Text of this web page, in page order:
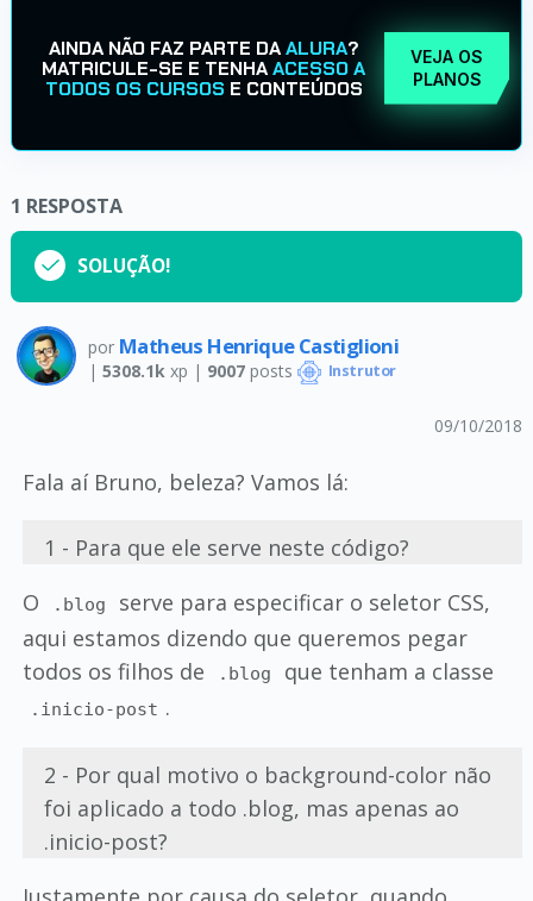
AINDA NÃO FAZ PARTE DAALURA?
MATRICULE-SE E TENHAACESSO A
TODOS OS CURSOS E CONTEÚDOS
VEJA OS
PLANOS
1 RESPOSTA
SOLUÇÃO!
por Matheus Henrique Castiglioni
| 5308.1k xp | 9007posts Instrutor
09/10/2018
Fala aí Bruno, beleza? Vamos lá:
1 - Para que ele serve neste código?
O
.blog
serve para especificar o seletor CSS,
aqui estamos dizendo que queremos pegar
todos os filhos de
.blog que tenham a classe
.inicio-post .
2 - Por qual motivo o background-color não
foi aplicado a todo .blog, mas apenas ao
.inicio-post?